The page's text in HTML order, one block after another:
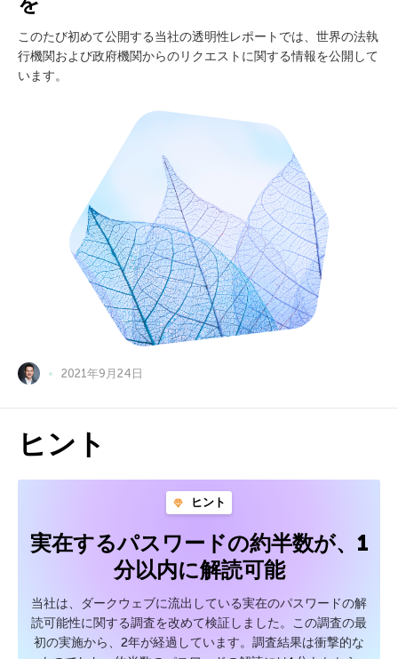
このたび初めて公開する当社の透明性レポートでは、世界の法執
行機関および政府機関からのリクエストに関する情報を公開して
います。
2021年9月24日
ヒント
ヒント
実在するパスワードの約半数が、1
分以内に解読可能
当社は、ダークウェブに流出している実在のパスワードの解
読可能性に関する調査を改めて検証しました。この調査の最
初の実施から、2年が経過しています。調査結果は衝撃的な